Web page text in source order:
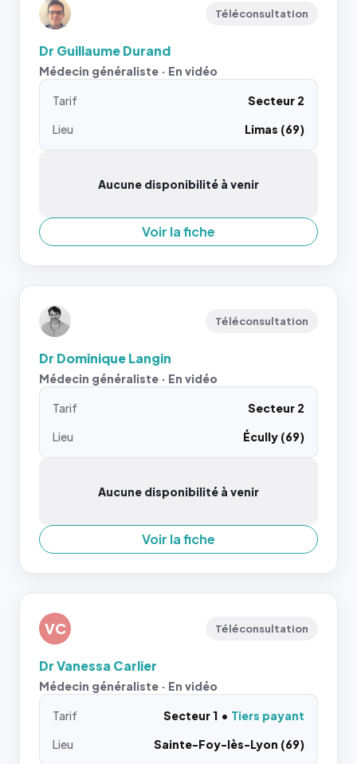
Téléconsultation
Dr Guillaume Durand
Médecin généraliste · En vidéo
Tarif
Secteur 2
Lieu
Limas (69)
Aucune disponibilité à venir
Voir la fiche
Téléconsultation
Dr Dominique Langin
Médecin généraliste · En vidéo
Tarif
Secteur 2
Lieu
Écully (69)
Aucune disponibilité à venir
Voir la fiche
VC Téléconsultation
Dr Vanessa Carlier
Médecin généraliste · En vidéo
Tarif Secteur 1
Tiers payant
Lieu
Sainte-Foy-lès-Lyon (69)